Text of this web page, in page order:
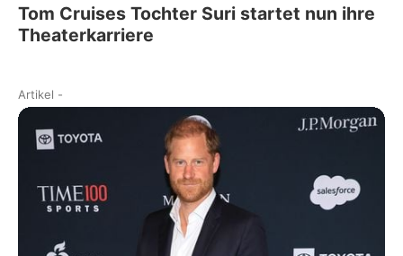
Tom Cruises Tochter Suri startet nun ihre
Theaterkarriere
Artikel -